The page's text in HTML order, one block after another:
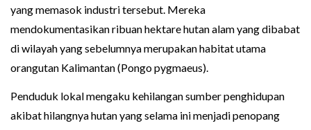
yang memasok industri tersebut. Mereka
mendokumentasikan ribuan hektare hutan alam yang dibabat
di wilayah yang sebelumnya merupakan habitat utama
orangutan Kalimantan (Pongo pygmaeus).
Penduduk lokal mengaku kehilangan sumber penghidupan
akibat hilangnya hutan yang selama ini menjadi penopang